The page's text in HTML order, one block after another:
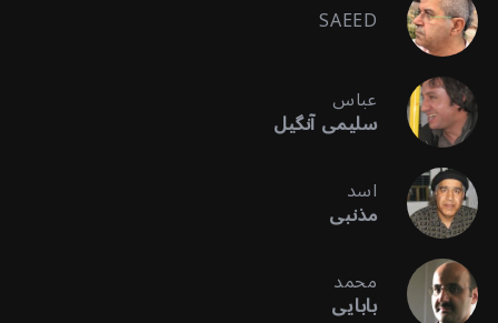
SAEED
عباس
سلیمی آنگیل
اسد
مذنبی
محمد
بابایی